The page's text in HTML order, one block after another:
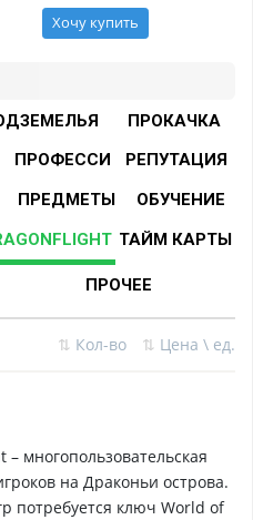
Хочу купить
ПРОКАЧКА
ПРОФЕССИ
РЕПУТАЦИЯ
ПРЕДМЕТЫ
ОБУЧЕНИЕ
ТАЙМ КАРТЫ
ПРОЧЕЕ
⇅ Кол-во ⇅ Цена \ ед.
многопользовательская
на Драконьи острова.
потребуется ключ World of